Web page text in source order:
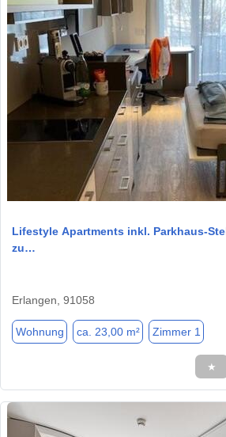
Lifestyle Apartments inkl. Parkhaus-
zu…
Erlangen, 91058
Wohnung ca. 23,00 m² Zimmer 1
★